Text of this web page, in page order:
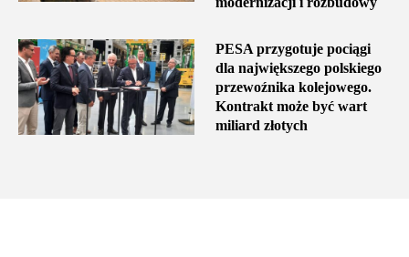
PESA przygotuje pociągi
dla największego polskiego
przewoźnika kolejowego.
Kontrakt może być wart
miliard złotych